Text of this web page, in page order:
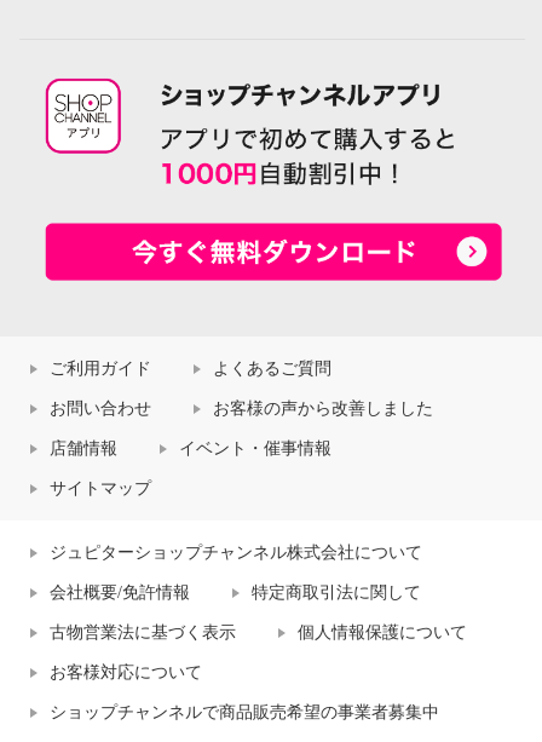
ご利用ガイド よくあるご質問
お問い合わせ お客様の声から改善しました
店舗情報 イベント・催事情報
サイトマップ
ジュピターショップチャンネル株式会社について
会社概要/免許情報 特定商取引法に関して
古物営業法に基づく表示 個人情報保護について
お客様対応について
ショップチャンネルで商品販売希望の事業者募集中